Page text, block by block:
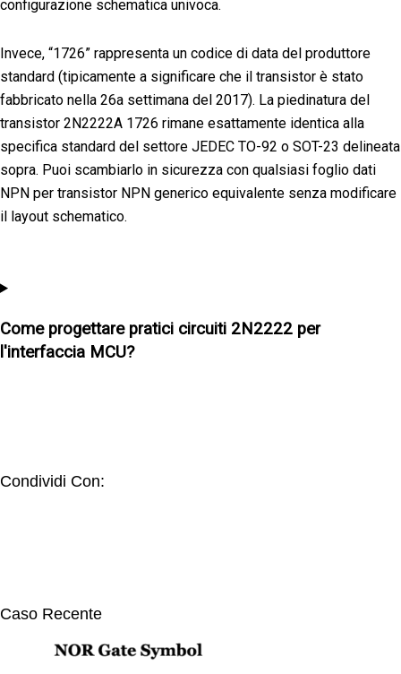
configurazione schematica univoca.
Invece, “1726” rappresenta un codice di data del produttore
standard (tipicamente a significare che il transistor è stato
fabbricato nella 26a settimana del 2017). La piedinatura del
transistor 2N2222A 1726 rimane esattamente identica alla
specifica standard del settore JEDEC TO-92 o SOT-23 delineata
sopra. Puoi scambiarlo in sicurezza con qualsiasi foglio dati
NPN per transistor NPN generico equivalente senza modificare
il layout schematico.
Come progettare pratici circuiti 2N2222 per
l'interfaccia MCU?
Condividi Con:
Caso Recente